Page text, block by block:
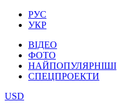
РУС
УКР
ВІДЕО
ФОТО
НАЙПОПУЛЯРНІШІ
СПЕЦПРОЕКТИ
USD